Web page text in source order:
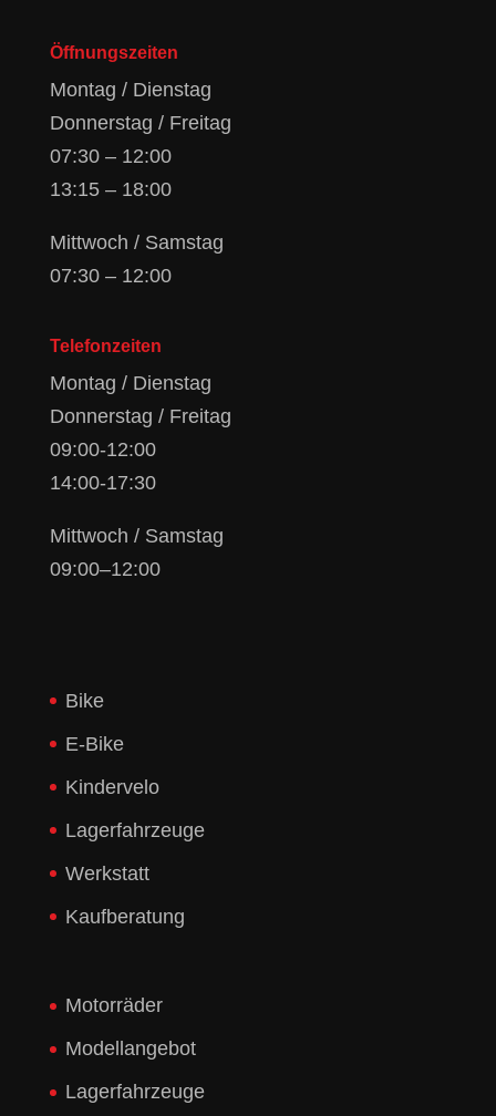
Öffnungszeiten
Montag / Dienstag
Donnerstag / Freitag
07:30 – 12:00
13:15 – 18:00
Mittwoch / Samstag
07:30 – 12:00
Telefonzeiten
Montag / Dienstag
Donnerstag / Freitag
09:00-12:00
14:00-17:30
Mittwoch / Samstag
09:00–12:00
Bike
E-Bike
Kindervelo
Lagerfahrzeuge
Werkstatt
Kaufberatung
Motorräder
Modellangebot
Lagerfahrzeuge